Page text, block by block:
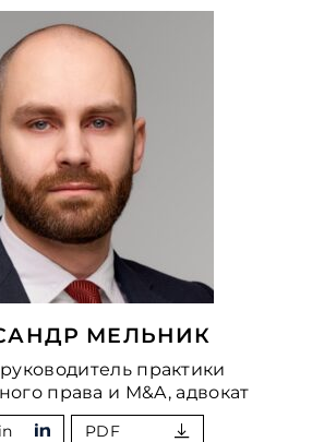
МЕЛЬНИК
практики
права и M&A, адвокат
PDF